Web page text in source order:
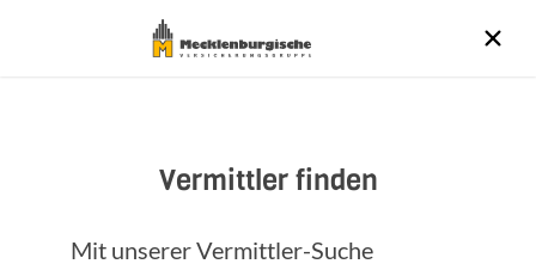
Vermittler finden
Mit unserer Vermittler-Suche